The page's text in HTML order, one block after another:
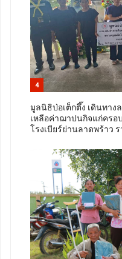
4
มูลนิธิป่อเต็กตึ๊ง เดินทาง
เหลือค่าฌาปนกิจแก่ครอ
โรงเบียร์ย่านลาดพร้าว ร